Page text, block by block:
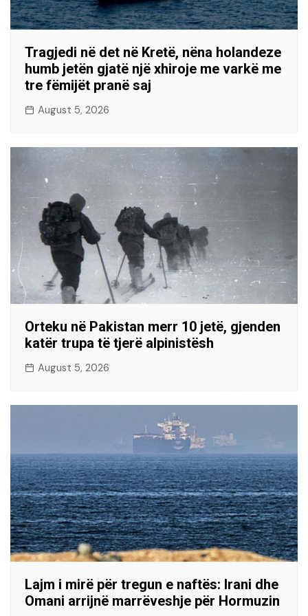
Tragjedi në det në Kretë, nëna holandeze
humb jetën gjatë një xhiroje me varkë me
tre fëmijët pranë saj
August 5, 2026
Orteku në Pakistan merr 10 jetë, gjenden
katër trupa të tjerë alpinistësh
August 5, 2026
Lajm i mirë për tregun e naftës: Irani dhe
Omani arrijnë marrëveshje për Hormuzin